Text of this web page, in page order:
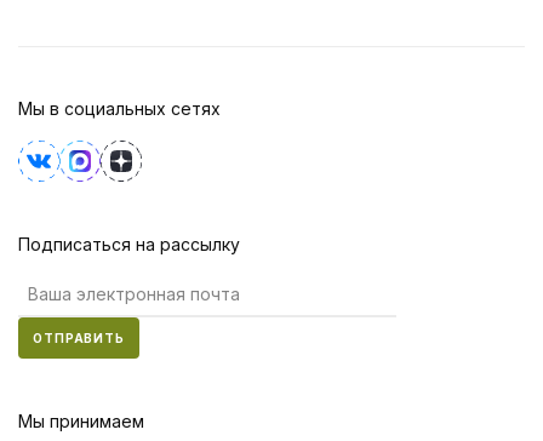
Мы в социальных сетях
Подписаться на рассылку
ОТПРАВИТЬ
Мы принимаем